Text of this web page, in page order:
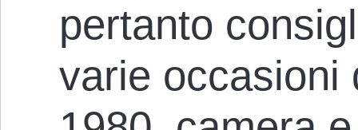
pertanto
varie occasioni